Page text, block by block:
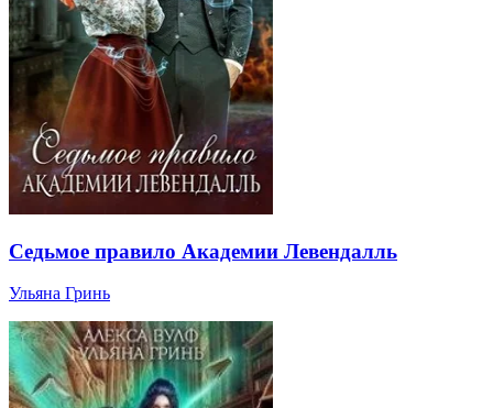
Седьмое правило Академии Левендалль
Ульяна Гринь